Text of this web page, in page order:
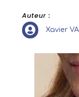
Auteur :
 Xavier